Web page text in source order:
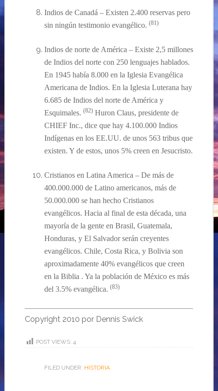
Indios de Canadá – Existen 2.400 reservas pero
sin ningún testimonio evangélico. (81)
Indios de norte de América –Existe 2,5 millones
de Indios del norte con 250 lenguajes hablados.
En 1945 había 8.000 en la Iglesia Evangélica
Americana de Indios. En la Iglesia Luterana hay
6.685 de Indios del norte de América y
Esquimales. (82) Huron Claus, presidente de
CHIEF Inc., dice que hay 4.100.000 Indios
Indígenas en los EE.UU. de unos 563 tribus que
existen. Y de estos, unos 5% creen en Jesucristo.
Cristianos en Latina America – De más de
400.000.000 de Latino americanos, más de
50.000.000 se han hecho Cristianos
evangélicos. Hacia al final de esta década, una
mayoría de la gente en Brasil, Guatemala,
Honduras, y El Salvador serán creyentes
evangélicos. Chile, Costa Rica, y Bolivia son
aproximadamente 40% evangélicos que creen
en la Biblia . Ya la población de México es más
del 3.5% evangélica. (83)
Copyright 2010 por Dennis Swick
POST VIEWS: 4
FILED UNDER: HISTORIA